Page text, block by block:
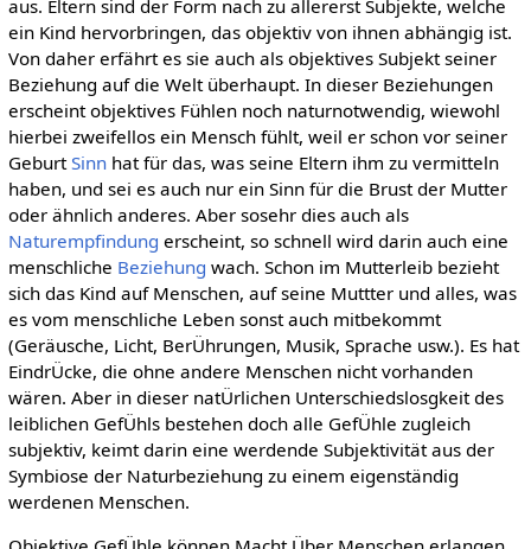
aus. Eltern sind der Form nach zu allererst Subjekte, welche
ein Kind hervorbringen, das objektiv von ihnen abhängig ist.
Von daher erfährt es sie auch als objektives Subjekt seiner
Beziehung auf die Welt überhaupt. In dieser Beziehungen
erscheint objektives Fühlen noch naturnotwendig, wiewohl
hierbei zweifellos ein Mensch fühlt, weil er schon vor seiner
GeburtSinnhat für das, was seine Eltern ihm zu vermitteln
haben, und sei es auch nur ein Sinn für die Brust der Mutter
oder ähnlich anderes. Aber sosehr dies auch als
Naturempfindung erscheint, so schnell wird darin auch eine
menschliche Beziehung wach. Schon im Mutterleib bezieht
sich das Kind auf Menschen, auf seine Muttter und alles, was
es vom menschliche Leben sonst auch mitbekommt
(Geräusche, Licht, BerÜhrungen, Musik, Sprache usw.). Es hat
EindrÜcke, die ohne andere Menschen nicht vorhanden
wären. Aber in dieser natÜrlichen Unterschiedslosgkeit des
leiblichen GefÜhls bestehen doch alle GefÜhle zugleich
subjektiv, keimt darin eine werdende Subjektivität aus der
Symbiose der Naturbeziehung zu einem eigenständig
werdenen Menschen.